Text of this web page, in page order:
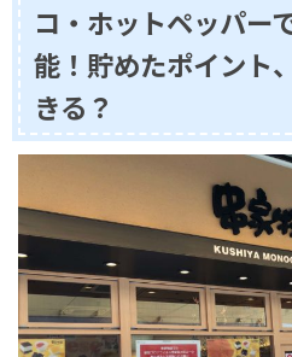
コ・ホットペッパー
能！貯めたポイント
きる？